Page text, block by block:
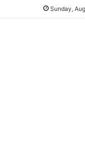
Sunday,